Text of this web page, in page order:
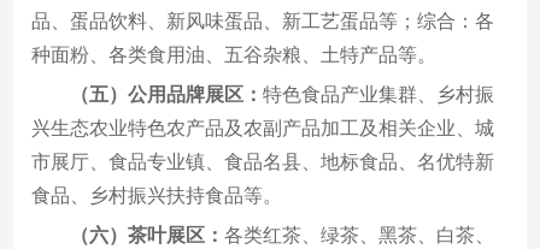
品、蛋品饮料、新风味蛋品、新工艺蛋品等；综合：各
种面粉、各类食用油、五谷杂粮、土特产品等。
（五）公用品牌展区：特色食品产业集群、乡村振
兴生态农业特色农产品及农副产品加工及相关企业、城
市展厅、食品专业镇、食品名县、地标食品、名优特新
食品、乡村振兴扶持食品等。
（六）茶叶展区：各类红茶、绿茶、黑茶、白茶、